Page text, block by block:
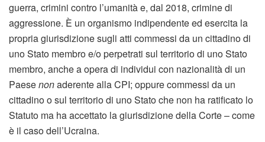
guerra, crimini contro l’umanità e, dal 2018, crimine di
aggressione. È un organismo indipendente ed esercita la
propria giurisdizione sugli atti commessi da un cittadino di
uno Stato membro e/o perpetrati sul territorio di uno Stato
membro, anche a opera di individui con nazionalità di un
Paesenonaderente alla CPI; oppure commessi da un
cittadino o sul territorio di uno Stato che non ha ratificato lo
Statuto ma ha accettato la giurisdizione della Corte – come
è il caso dell’Ucraina.